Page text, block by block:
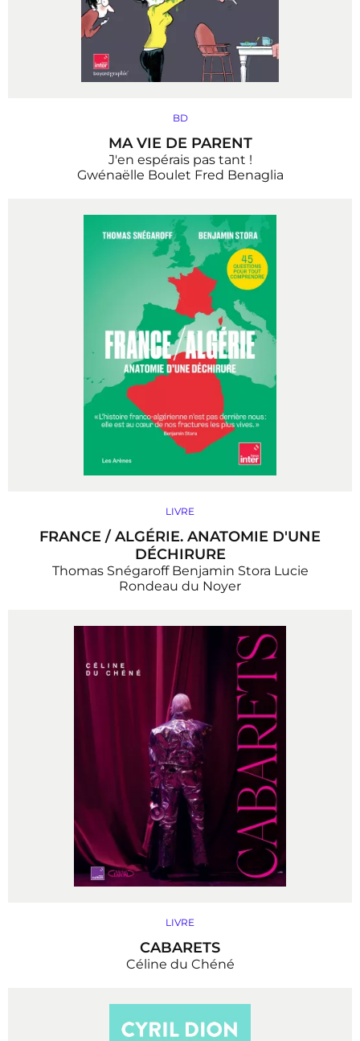
BD
MA VIE DE PARENT
J'en espérais pas tant !
Gwénaëlle Boulet Fred Benaglia
LIVRE
FRANCE / ALGÉRIE. ANATOMIE D'UNE
DÉCHIRURE
Thomas Snégaroff Benjamin Stora Lucie
Rondeau du Noyer
LIVRE
CABARETS
Céline du Chéné